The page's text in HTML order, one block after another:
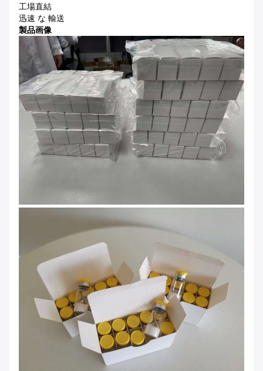
工場直結
迅速 な 輸送
製品画像